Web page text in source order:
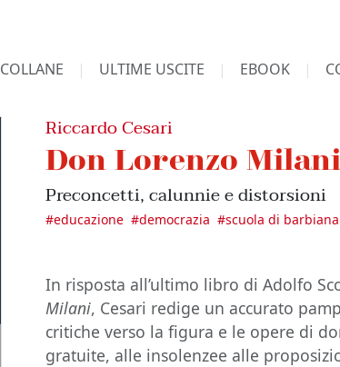
COLLANE ULTIME USCITE EBOOK
Riccardo Cesari
Don Lorenzo Milani
Preconcetti, calunnie e distorsioni
#educazione #democrazia #scuola di barbiana
In risposta all’ultimo libro di Adolfo
Milani, Cesari redige un accurato
critiche verso la figura e le opere di
gratuite, alle insolenzee alle